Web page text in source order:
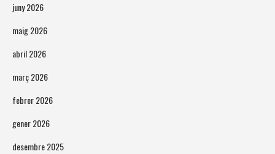
juny 2026
maig 2026
abril 2026
març 2026
febrer 2026
gener 2026
desembre 2025